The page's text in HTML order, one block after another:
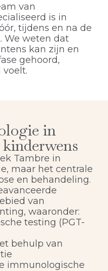
van
is in
tijdens en na de
We weten dat
kan zijn en
gehoord,
in
Tambre in
maar het centrale
en behandeling.
van
waaronder:
testing (PGT-
behulp van
immunologische